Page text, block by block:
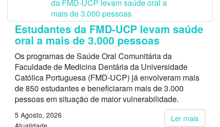
Estudantes da FMD-UCP levam saúde
oral a mais de 3.000 pessoas
Os programas de Saúde Oral Comunitária da
Faculdade de Medicina Dentária da Universidade
Católica Portuguesa (FMD-UCP) já envolveram mais
de 850 estudantes e beneficiaram mais de 3.000
pessoas em situação de maior vulnerabilidade.
Ler mais
5 Agosto, 2026